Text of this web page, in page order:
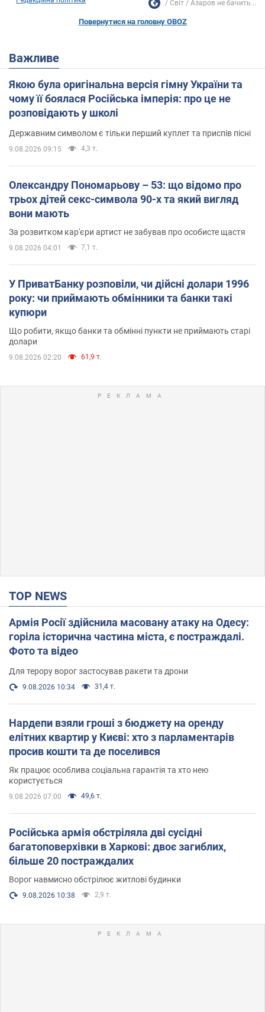
Світ Азаров не бачить...
Повернутися на головну OBOZ
Важливе
Якою була оригінальна версія гімну України та
чому її боялася Російська імперія: про це не
розповідають у школі
Державним символом є тільки перший куплет та приспів пісні
9.08.2026 09:15 4,3 т.
Олександру Пономарьову – 53: що відомо про
трьох дітей секс-символа 90-х та який вигляд
вони мають
За розвитком кар'єри артист не забував про особисте щастя
9.08.2026 04:01 7,1 т.
У ПриватБанку розповіли, чи дійсні долари 1996
року: чи приймають обмінники та банки такі
купюри
Що робити, якщо банки та обмінні пункти не приймають старі
долари
9.08.2026 02:20 61,9 т.
TOP NEWS
Армія Росії здійснила масовану атаку на Одесу:
горіла історична частина міста, є постраждалі.
Фото та відео
Для терору ворог застосував ракети та дрони
9.08.2026 10:34 31,4 т.
Нардепи взяли гроші з бюджету на оренду
елітних квартир у Києві: хто з парламентарів
просив кошти та де поселився
Як працює особлива соціальна гарантія та хто нею
користується
9.08.2026 07:00 49,6 т.
Російська армія обстріляла дві сусідні
багатоповерхівки в Харкові: двоє загиблих,
більше 20 постраждалих
Ворог навмисно обстрілює житлові будинки
9.08.2026 10:38 2,9 т.